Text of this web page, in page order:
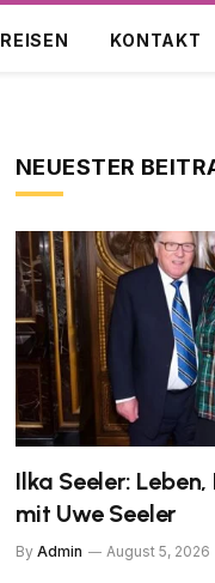
REISEN KONTAKT
NEUESTER
Ilka Seeler:
mit Uwe Seeler
By Admin August 5, 2026